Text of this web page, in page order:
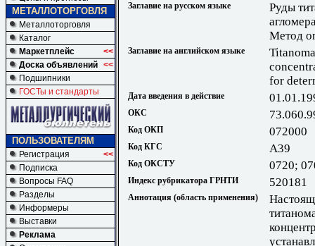
МЕТАЛЛОТОРГОВЛЯ
Металлоторговля
Каталог
Маркетплейс
<<
Доска объявлений <<
Подшипники
ГОСТы и стандарты
ПОЛЬЗОВАТЕЛЯМ
Регистрация
<<
Подписка
Вопросы FAQ
Разделы
Информеры
Выставки
Реклама
Заглавие на русском языке
Руды
Метод
Заглавие на английском языке
for
Дата введения в действие
ОКС
Код ОКП 072000
Код КГС А39
Код ОКСТУ 0720;
Индекс рубрикатора ГРНТИ 520181
Аннотация (область применения)